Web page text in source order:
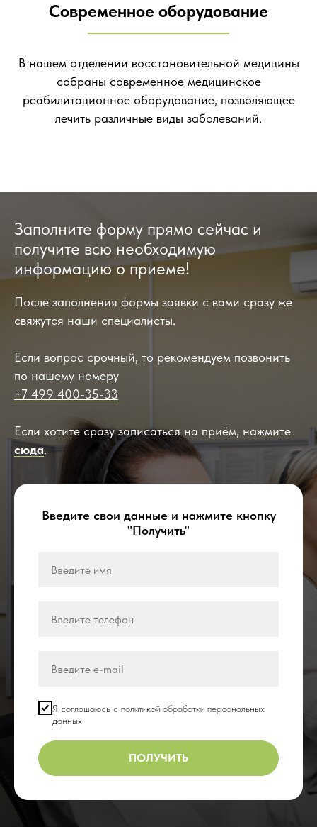
Современное оборудование
В нашем отделении восстановительной медицины
собраны современное медицинское
реабилитационное оборудование, позволяющее
лечить различные виды заболеваний.
Заполните форму прямо сейчас и
получите всю необходимую
информацию о приеме!
После заполнения формы заявки с вами сразу же
свяжутся наши специалисты.
Если вопрос срочный, то рекомендуем позвонить
по нашему номеру
+7 499 400-35-33
Если хотите сразу записаться на приём, нажмите
сюда.
Введите свои данные и нажмите кнопку
"Получить"
Я соглашаюсь с политикой обработки персональных
данных
ПОЛУЧИТЬ